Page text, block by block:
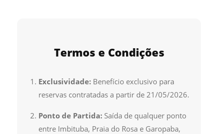
Termos e Condições
Exclusividade: Benefício exclusivo para
reservas contratadas a partir de 21/05/2026.
Ponto de Partida: Saída de qualquer ponto
entre Imbituba, Praia do Rosa e Garopaba,